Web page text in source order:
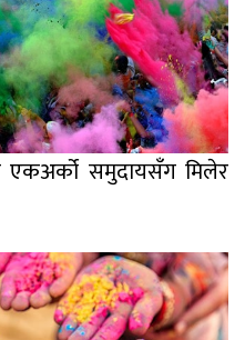
एकअर्को समुदायसँग मिलेर